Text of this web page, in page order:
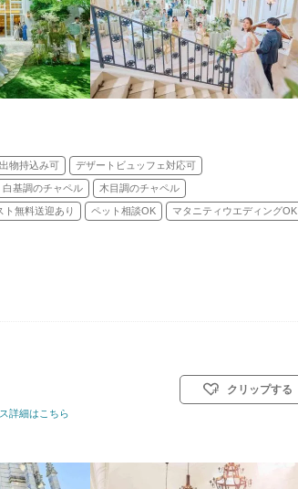
物持込み可 デザートビュッフェ対応可
白基調のチャペル 木目調のチャペル
ト無料送迎あり ペット相談OK マタニティウエディングOK
スタイル: 教会式(キリスト教式)／神前式／人前式
詳細はこちら
クリップする